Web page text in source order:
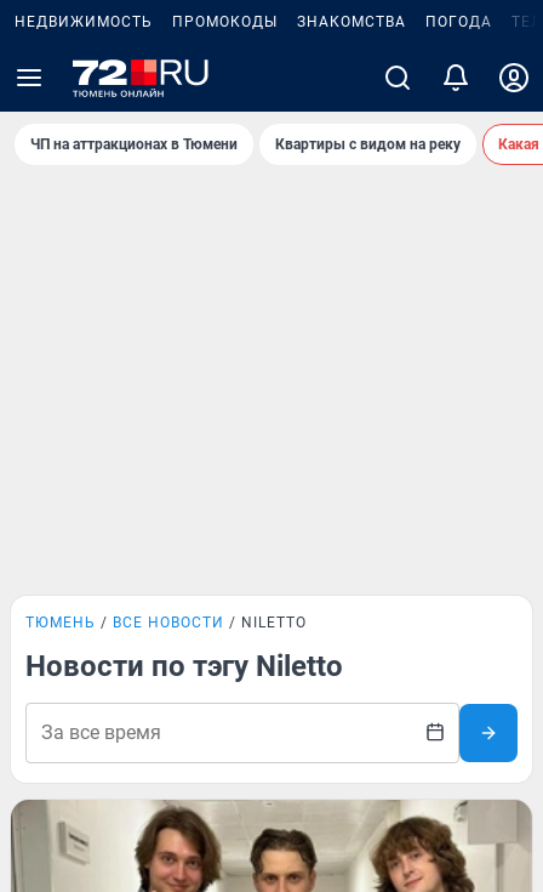
НЕДВИЖИМОСТЬ ПРОМОКОДЫ ЗНАКОМСТВА ПОГОДА
ЧП на аттракционах в Тюмени Квартиры с видом на реку
ТЮМЕНЬ ВСЕ НОВОСТИ NILETTO
Новости по тэгу Niletto